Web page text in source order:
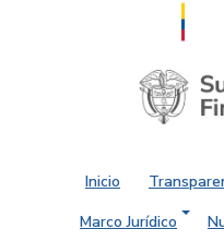
Saltar al contenido principal
Inicio
Marco Jurídico